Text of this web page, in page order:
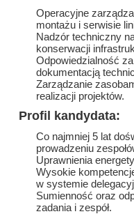
Operacyjne
montażu i serwisie
Nadzór techniczny
konserwacji
Odpowiedzialność
dokumentacją
Zarządzanie
realizacji projektów.
Profil kandydata:
Co najmniej 5 lat
prowadzeniu
Uprawnienia
Wysokie
w systemie
Sumienność oraz
zadania i zespół.